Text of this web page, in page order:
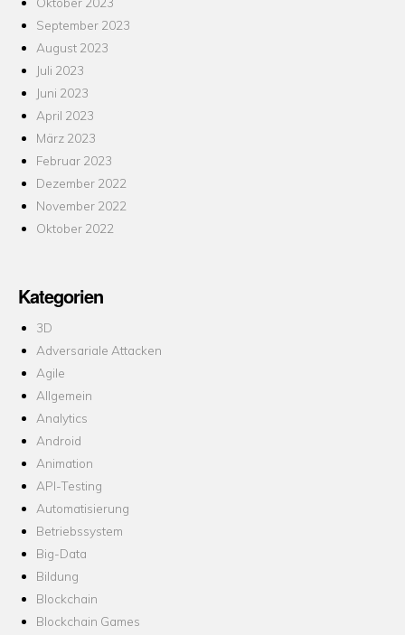
September 2023
August 2023
Juli 2023
Juni 2023
April 2023
März 2023
Februar 2023
Dezember 2022
November 2022
Oktober 2022
Kategorien
3D
Adversariale Attacken
Agile
Allgemein
Analytics
Android
Animation
API-Testing
Automatisierung
Betriebssystem
Big-Data
Bildung
Blockchain
Blockchain Games